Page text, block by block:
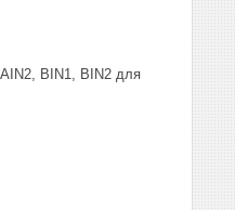
AIN2, BIN1, BIN2 для